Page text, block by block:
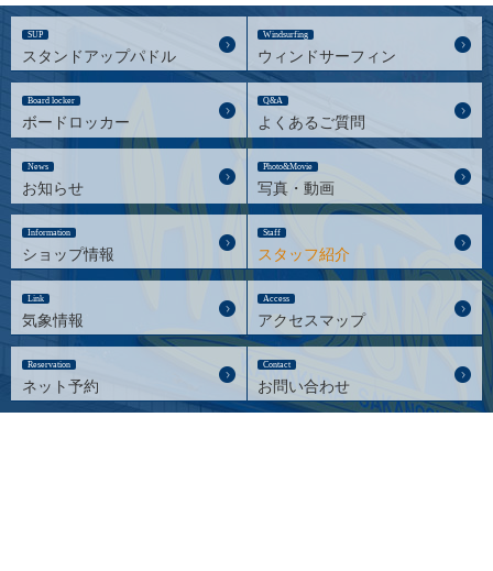
SUP
スタンドアップパドル
Windsurfing
ウィンドサーフィン
Board locker
ボードロッカー
Q&A
よくあるご質問
News
お知らせ
Photo&Movie
写真・動画
Information
ショップ情報
Staff
スタッフ紹介
Link
気象情報
Access
アクセスマップ
Reservation
ネット予約
Contact
お問い合わせ